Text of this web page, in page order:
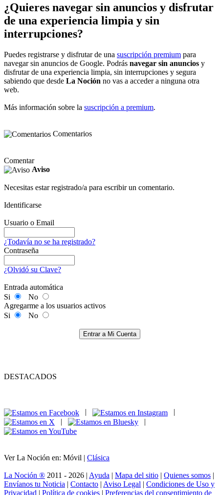
¿Quieres navegar sin anuncios y disfrutar
de una experiencia limpia y sin
interrupciones?
Puedes registrarse y disfrutar de una suscripción premium para
navegar sin anuncios de Google. Podrás navegar sin anuncios y
disfrutar de una experiencia limpia, sin interrupciones y segura
sabiendo que desde La Noción no vas a acceder a ninguna otra
web.
Más información sobre la suscripción a premium.
Comentarios
Comentar
Aviso
Necesitas estar registrado/a para escribir un comentario.
Identificarse
Usuario o Email
¿Todavía no se ha registrado?
Contraseña
¿Olvidó su Clave?
Entrada automática
Si
No
Agregarme a los usuarios activos
Si
No
Entrar a Mi Cuenta
DESTACADOS
|
|
Ver La Noción en: Móvil | Clásica
La Noción ® 2011 - 2026 | Ayuda | Mapa del sitio | Quienes somos |
Envíanos tu Noticia | Contacto | Aviso Legal | Condiciones de Uso y
Privacidad | Política de cookies | Preferencias del consentimiento de